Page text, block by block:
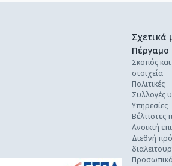
Σχετικά
Πέργαμο
Σκοπός
στοιχεία
Πολιτικές
Συλλογές
Υπηρεσίες
Βέλτιστες
Ανοικτή
Διεθνή